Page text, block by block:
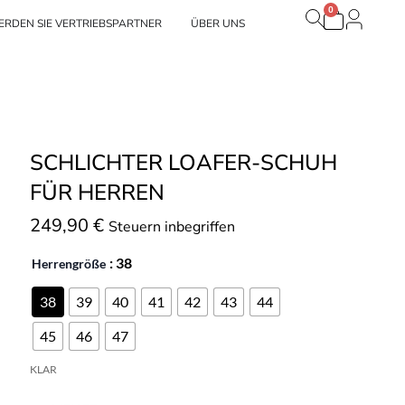
marcas
SIE VERTRIEBSPARTNER ÜBER UNS
0
SCHLICHTER LOAFER-SCHUH
FÜR HERREN
249,90 € Steuern inbegriffen
Herrengröße : 38
38 39 40 41 42 43
44
45
46 47
KLAR